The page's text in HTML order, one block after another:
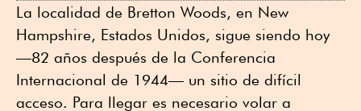
La localidad de Bretton Woods, en New
Hampshire, Estados Unidos, sigue siendo hoy
—82 años después de la Conferencia
Internacional de 1944— un sitio de difícil
acceso. Para llegar es necesario volar a